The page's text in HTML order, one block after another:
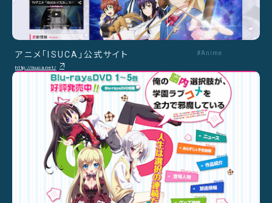
アニメ「ISUCA」公式サイト
http://isuca.net/
#Anime